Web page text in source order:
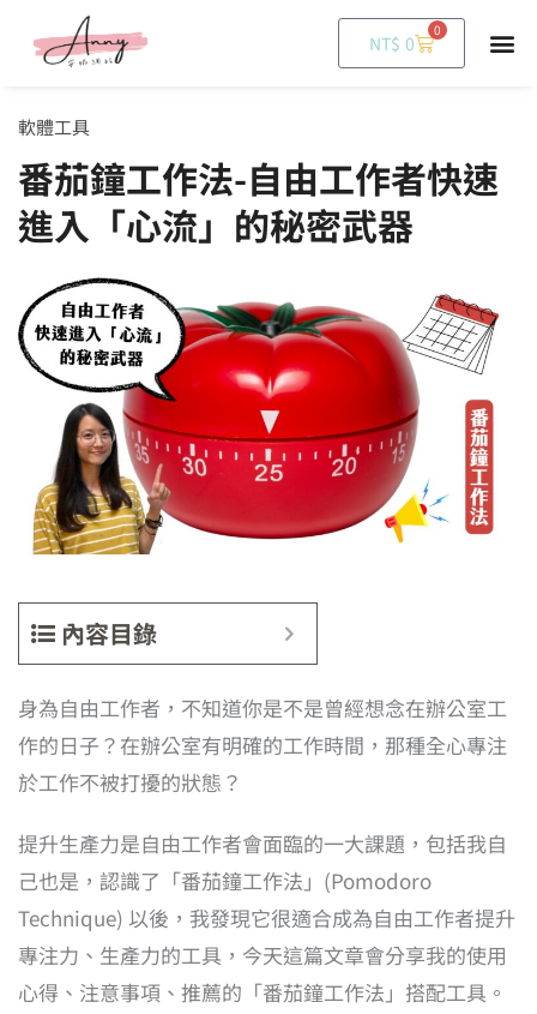
NT$ 0
0
購
物
軟體工具
番茄鐘工作法-自由工作者快速
進入「心流」的秘密武器
內容目錄
身為自由工作者，不知道你是不是曾經想念在辦公室工
作的日子？在辦公室有明確的工作時間，那種全心專注
於工作不被打擾的狀態？
提升生產力是自由工作者會面臨的一大課題，包括我自
己也是，認識了「番茄鐘工作法」(Pomodoro
Technique) 以後，我發現它很適合成為自由工作者提升
專注力、生產力的工具，今天這篇文章會分享我的使用
心得、注意事項、推薦的「番茄鐘工作法」搭配工具。